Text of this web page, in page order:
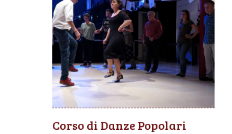
Corso di Danze Popolari